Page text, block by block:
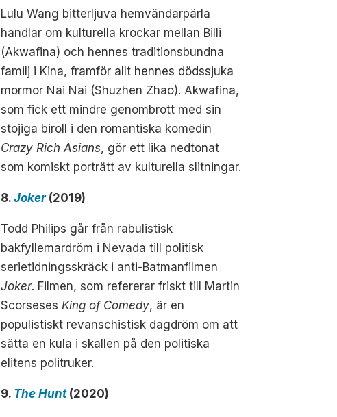
Lulu Wang bitterljuva hemvändarpärla
handlar om kulturella krockar mellan Billi
(Akwafina) och hennes traditionsbundna
familj i Kina, framför allt hennes dödssjuka
mormor Nai Nai (Shuzhen Zhao). Akwafina,
som fick ett mindre genombrott med sin
stojiga biroll i den romantiska komedin
Crazy Rich Asians, gör ett lika nedtonat
som komiskt porträtt av kulturella slitningar.
8.Joker(2019)
Todd Philips går från rabulistisk
bakfyllemardröm i Nevada till politisk
serietidningsskräck i anti-Batmanfilmen
Joker. Filmen, som refererar friskt till Martin
ScorsesesKing of Comedy, är en
populistiskt revanschistisk dagdröm om att
sätta en kula i skallen på den politiska
elitens politruker.
9. The Hunt (2020)